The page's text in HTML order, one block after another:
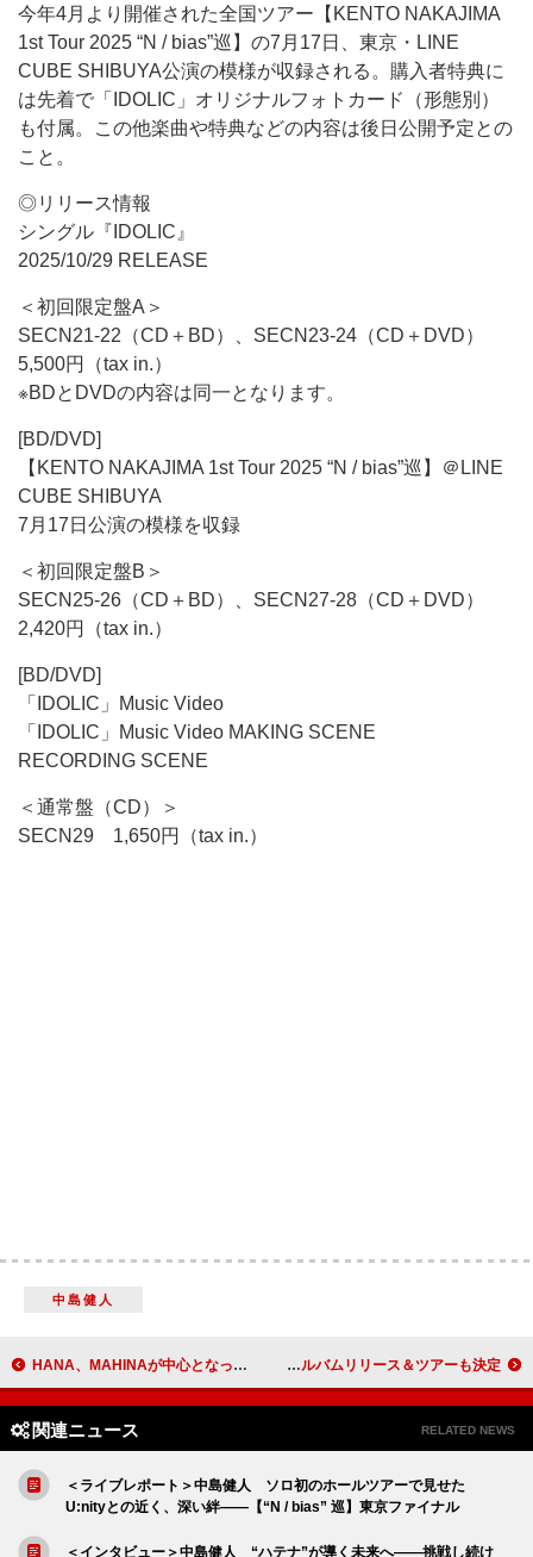
今年4月より開催された全国ツアー【KENTO NAKAJIMA
1st Tour 2025 “N / bias”巡】の7月17日、東京・LINE
CUBE SHIBUYA公演の模様が収録される。購入者特典に
は先着で「IDOLIC」オリジナルフォトカード（形態別）
も付属。この他楽曲や特典などの内容は後日公開予定との
こと。
◎リリース情報
シングル『IDOLIC』
2025/10/29 RELEASE
＜初回限定盤A＞
SECN21-22（CD＋BD）、SECN23-24（CD＋DVD）
5,500円（tax in.）
※BDとDVDの内容は同一となります。
[BD/DVD]
【KENTO NAKAJIMA 1st Tour 2025 “N / bias”巡】＠LINE
CUBE SHIBUYA
7月17日公演の模様を収録
＜初回限定盤B＞
SECN25-26（CD＋BD）、SECN27-28（CD＋DVD）
2,420円（tax in.）
[BD/DVD]
「IDOLIC」Music Video
「IDOLIC」Music Video MAKING SCENE
RECORDING SCENE
＜通常盤（CD）＞
SECN29 1,650円（tax in.）
中島健人
HANA、MAHINAが中心となってメンバーを助けていく「BAD LOVE」MV公開 ポルノグラフィティ、約7年ぶりのカウントダウンライブ開催決定 アルバムリリース＆ツアーも決定
関連ニュース RELATED NEWS
＜ライブレポート＞中島健人 ソロ初のホールツアーで見せた
U:nityとの近く、深い絆――【“N / bias” 巡】東京ファイナル
＜インタビュー＞中島健人 “ハテナ”が導く未来へ――挑戦し続け